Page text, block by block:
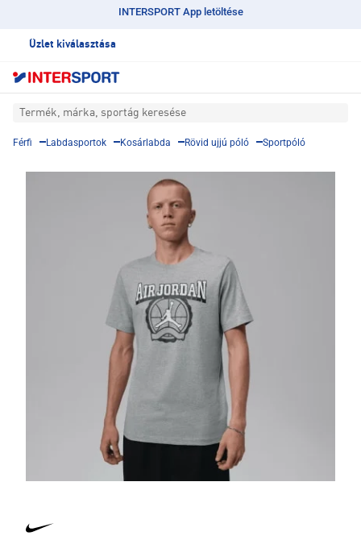
INTERSPORT App letöltése
Üzlet kiválasztása
Termék, márka, sportág keresése
Férfi Labdasportok Kosárlabda Rövid ujjú póló Sportpóló